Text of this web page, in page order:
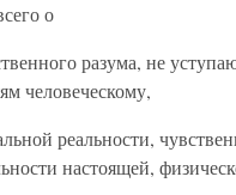
о
разума, не
человеческому,
реальности,
настоящей,